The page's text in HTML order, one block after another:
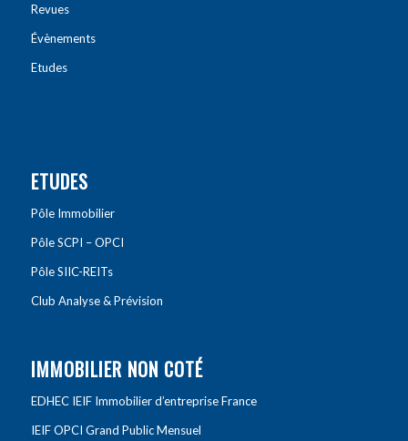
Revues
Évènements
Etudes
ETUDES
Pôle Immobilier
Pôle SCPI – OPCI
Pôle SIIC-REITs
Club Analyse & Prévision
IMMOBILIER NON COTÉ
EDHEC IEIF Immobilier d’entreprise France
IEIF OPCI Grand Public Mensuel